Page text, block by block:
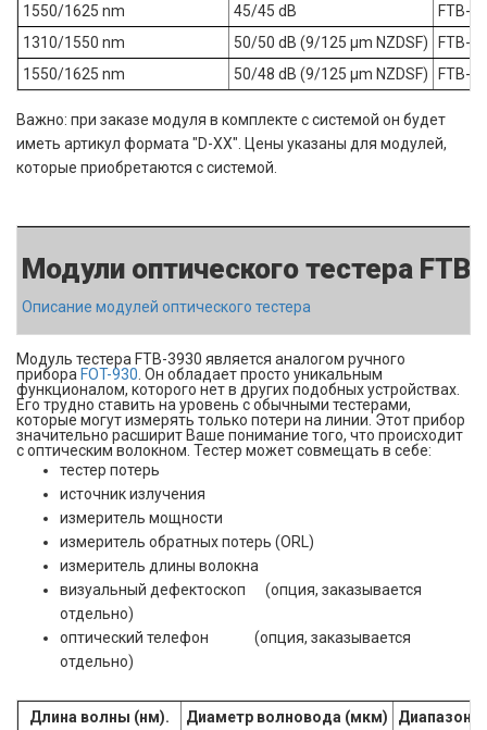
1550/1625 nm
45/45 dB
FTB-
1310/1550 nm
50/50 dB (9/125 µm NZDSF)
FTB-
1550/1625 nm
50/48 dB (9/125 µm NZDSF) FTB-
Важно: при заказе модуля в комплекте с системой он будет
иметь артикул формата "D-XX". Цены указаны для модулей,
которые приобретаются с системой.
Модули оптического тестера
Описание модулей оптического тестера
Модуль тестера FTB-3930 является аналогом ручного
прибора FOT-930 . Он обладает просто уникальным
функционалом, которого нет в других подобных устройствах.
Его трудно ставить на уровень с обычными тестерами,
которые могут измерять только потери на линии. Этот прибор
значительно расширит Ваше понимание того, что происходит
с оптическим волокном. Тестер может совмещать в себе:
тестер потерь
источник излучения
измеритель мощности
измеритель обратных потерь (ORL)
измеритель длины волокна
визуальный дефектоскоп (опция, заказывается
отдельно)
оптический телефон (опция, заказывается
отдельно)
Длина волны (нм). Диаметр волновода (мкм) Диапазон